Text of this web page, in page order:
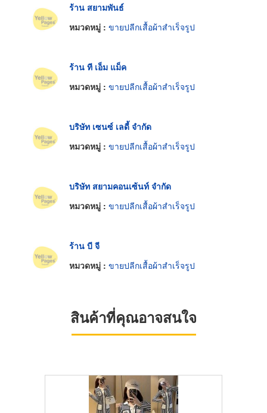
ร้าน สยามพันธ์
หมวดหมู่ : ขายปลีกเสื้อผ้าสำเร็จรูป
ร้าน ที เอ็ม แม็ค
หมวดหมู่ : ขายปลีกเสื้อผ้าสำเร็จรูป
บริษัท เซนซ์ เลดี้ จำกัด
หมวดหมู่ : ขายปลีกเสื้อผ้าสำเร็จรูป
บริษัท สยามคอนเซ้นท์ จำกัด
หมวดหมู่ : ขายปลีกเสื้อผ้าสำเร็จรูป
ร้าน บี จี
หมวดหมู่ : ขายปลีกเสื้อผ้าสำเร็จรูป
สินค้าที่คุณอาจสนใจ